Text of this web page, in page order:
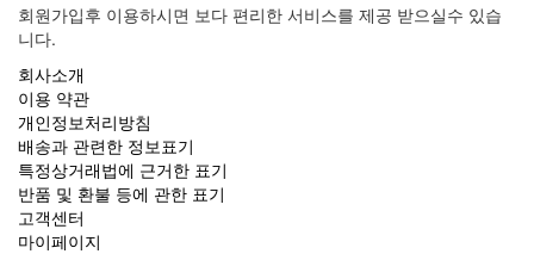
회원가입후 이용하시면 보다 편리한 서비스를 제공 받으실수 있습
니다.
회사소개
이용 약관
개인정보처리방침
배송과 관련한 정보표기
특정상거래법에 근거한 표기
반품 및 환불 등에 관한 표기
고객센터
마이페이지